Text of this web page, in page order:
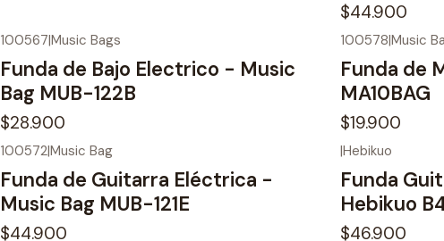
$44.900
100567|Music Bags
Funda de Bajo Electrico - Music
Bag MUB-122B
$28.900
100578|Music
Funda de
MA10BAG
$19.900
100572|Music Bag
Funda de Guitarra Eléctrica -
Music Bag MUB-121E
$44.900
|Hebikuo
Funda
Hebikuo
$46.900